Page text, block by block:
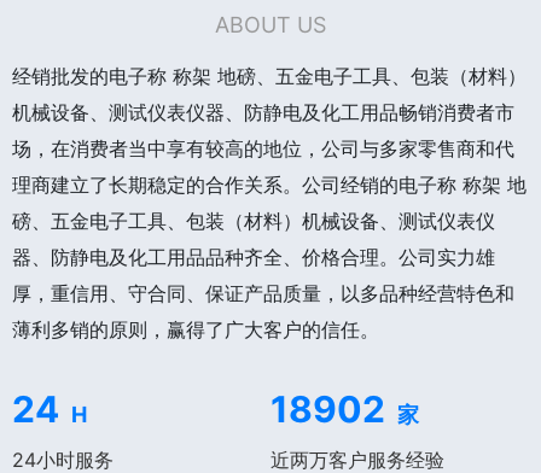
ABOUT US
经销批发的电子称 称架 地磅、五金电子工具、包装（材料）
机械设备、测试仪表仪器、防静电及化工用品畅销消费者市
场，在消费者当中享有较高的地位，公司与多家零售商和代
理商建立了长期稳定的合作关系。公司经销的电子称 称架 地
磅、五金电子工具、包装（材料）机械设备、测试仪表仪
器、防静电及化工用品品种齐全、价格合理。公司实力雄
厚，重信用、守合同、保证产品质量，以多品种经营特色和
薄利多销的原则，赢得了广大客户的信任。
24 H
24小时服务
18902 家
近两万客户服务经验